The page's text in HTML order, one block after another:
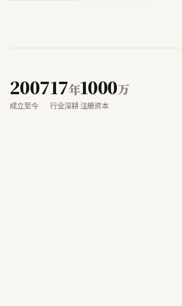
2007
成立至今
17年
行业深耕
1000万
注册资本